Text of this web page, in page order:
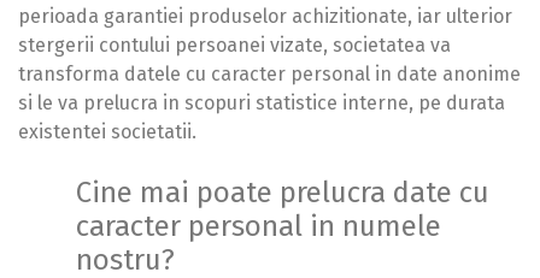
perioada garantiei produselor achizitionate, iar ulterior
stergerii contului persoanei vizate, societatea va
transforma datele cu caracter personal in date anonime
si le va prelucra in scopuri statistice interne, pe durata
existentei societatii.
Cine mai poate prelucra date cu
caracter personal in numele
nostru?